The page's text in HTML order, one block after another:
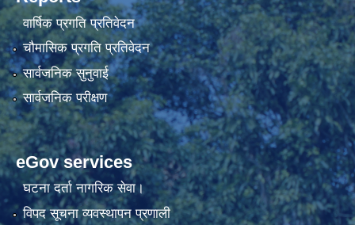
वार्षिक प्रगति प्रतिवेदन
चौमासिक प्रगति प्रतिवेदन
सार्वजनिक सुनुवाई
सार्वजनिक परीक्षण
eGov services
घटना दर्ता नागरिक सेवा।
विपद सूचना व्यवस्थापन प्रणाली